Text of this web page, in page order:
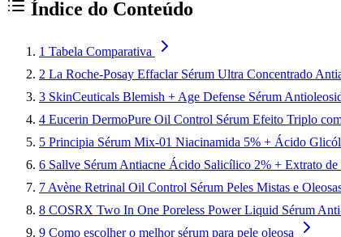
Índice do Conteúdo
1 Tabela Comparativa
2 La Roche-Posay Effaclar Sérum Ultra Concentrado
3 SkinCeuticals Blemish + Age Defense Sérum
4 Eucerin DermoPure Oil Control Sérum Efeito Triplo
5 Principia Sérum Mix-01 Niacinamida 5% + Ácido
6 Sallve Sérum Antiacne Ácido Salicílico 2% + Extrato
7 Avène Retrinal Oil Control Sérum Peles Mistas e
8 COSRX Two In One Poreless Power Liquid Sérum
9 Como escolher o melhor sérum para pele oleosa